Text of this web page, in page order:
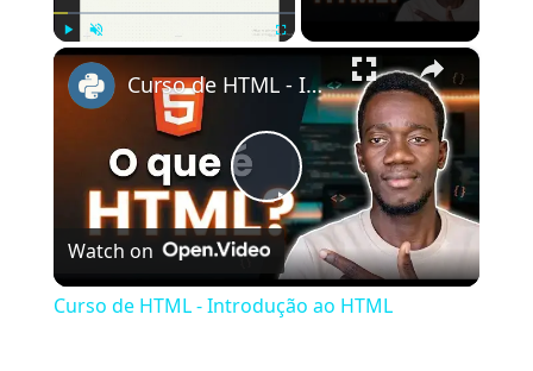
×
Play
Video
Curso de HTML - Introdução ao HTML
Watch on
Curso de HTML - Introdução ao HTML